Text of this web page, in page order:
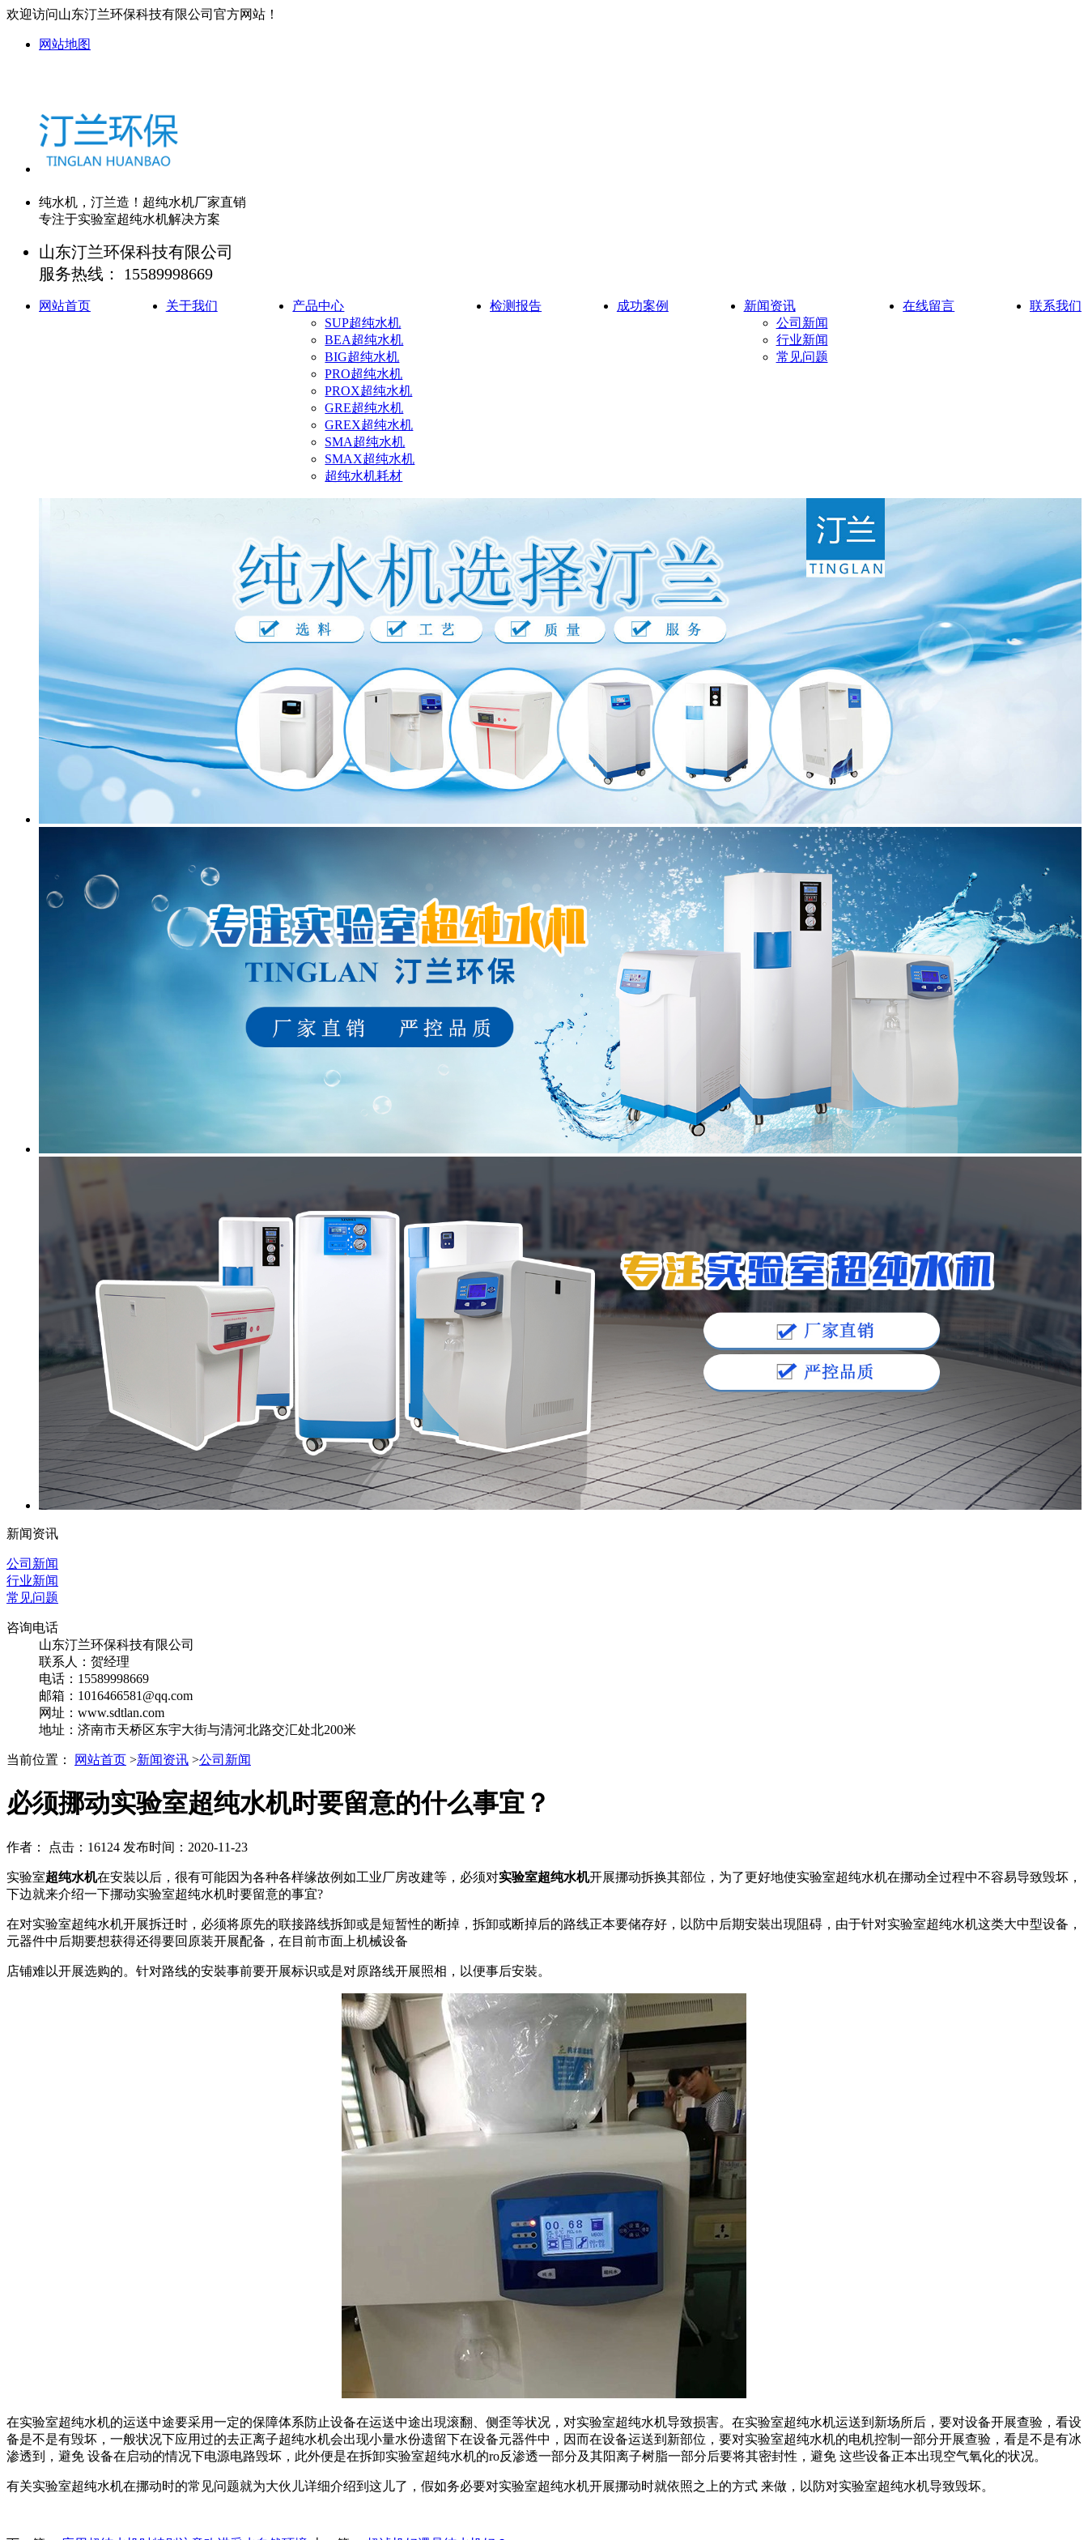
欢迎访问山东汀兰环保科技有限公司官方网站！
网站地图
纯水机， 汀兰造 ！超纯水机厂家直销
专注于实验室超纯水机解决方案
山东汀兰环保科技有限公司
服务热线： 15589998669
网站首页 关于我们
产品中心
SUP超纯水机
BEA超纯水机
BIG超纯水机
PRO超纯水机
PROX超纯水机
GRE超纯水机
GREX超纯水机
SMA超纯水机
SMAX超纯水机
超纯水机耗材
检测报告 成功案例
新闻资讯
公司新闻
行业新闻
常见问题
在线留言 联系我们
新闻资讯
公司新闻
行业新闻
常见问题
咨询电话
山东汀兰环保科技有限公司
联系人：贺经理
电话：15589998669
邮箱：1016466581@qq.com
网址：www.sdtlan.com
地址：济南市天桥区东宇大街与清河北路交汇处北200米
当前位置： 网站首页 >新闻资讯 >公司新闻
必须挪动实验室超纯水机时要留意的什么事宜？
作者： 点击：16124 发布时间：2020-11-23
实验室超纯水机在安裝以后，很有可能因为各种各样缘故例如工业厂房改建等，必须对实验室超纯水机开展挪动拆换其部位，为了更好地使实验室超纯水机在挪动全过程中不容易导致毁坏，
下边就来介绍一下挪动实验室超纯水机时要留意的事宜?
在对实验室超纯水机开展拆迁时，必须将原先的联接路线拆卸或是短暂性的断掉，拆卸或断掉后的路线正本要储存好，以防中后期安裝出現阻碍，由于针对实验室超纯水机这类大中型设备，
元器件中后期要想获得还得要回原装开展配备，在目前市面上机械设备
店铺难以开展选购的。针对路线的安裝事前要开展标识或是对原路线开展照相，以便事后安裝。
在实验室超纯水机的运送中途要采用一定的保障体系防止设备在运送中途出現滚翻、侧歪等状况，对实验室超纯水机导致损害。在实验室超纯水机运送到新场所后，要对设备开展查验，看设
备是不是有毁坏，一般状况下应用过的去正离子超纯水机会出现小量水份遗留下在设备元器件中，因而在设备运送到新部位，要对实验室超纯水机的电机控制一部分开展查验，看是不是有冰
渗透到，避免 设备在启动的情况下电源电路毁坏，此外便是在拆卸实验室超纯水机的ro反渗透一部分及其阳离子树脂一部分后要将其密封性，避免 这些设备正本出現空气氧化的状况。
有关实验室超纯水机在挪动时的常见问题就为大伙儿详细介绍到这儿了，假如务必要对实验室超纯水机开展挪动时就依照之上的方式 来做，以防对实验室超纯水机导致毁坏。